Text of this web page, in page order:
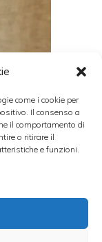
come i cookie per
Il consenso a
il comportamento di
o ritirare il
e funzioni.